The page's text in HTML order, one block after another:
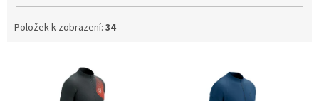
Položek k zobrazení: 34